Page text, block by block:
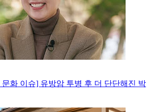
문화 이슈] 유방암 투병 후 더 단단해진 박